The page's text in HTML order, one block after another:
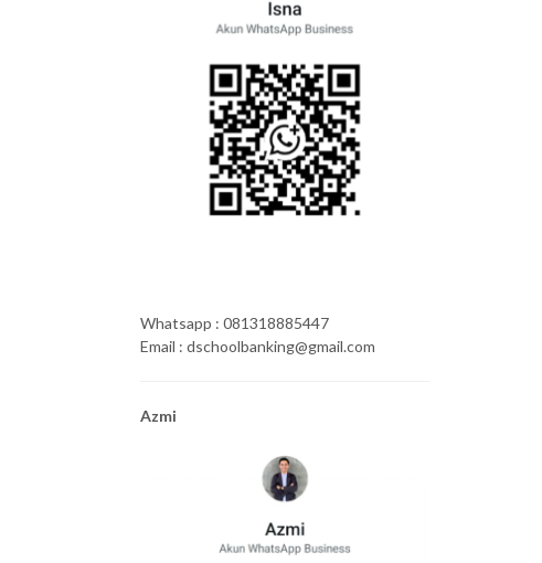
Whatsapp : 081318885447
Email : dschoolbanking@gmail.com
Azmi